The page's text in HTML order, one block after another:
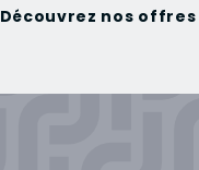
Découvrez nos offres